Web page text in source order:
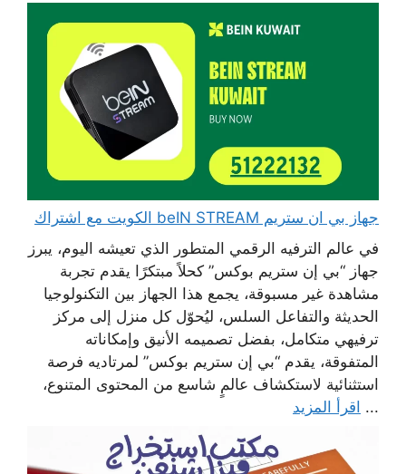
جهاز بي ان ستريم beIN STREAM الكويت مع اشتراك
في عالم الترفيه الرقمي المتطور الذي تعيشه اليوم، يبرز
جهاز “بي إن ستريم بوكس” كحلاً مبتكرًا يقدم تجربة
مشاهدة غير مسبوقة، يجمع هذا الجهاز بين التكنولوجيا
الحديثة والتفاعل السلس، ليُحوّل كل منزل إلى مركز
ترفيهي متكامل، بفضل تصميمه الأنيق وإمكاناته
المتفوقة، يقدم “بي إن ستريم بوكس” لمرتاديه فرصة
استثنائية لاستكشاف عالمٍ شاسع من المحتوى المتنوع،
... اقرأ المزيد